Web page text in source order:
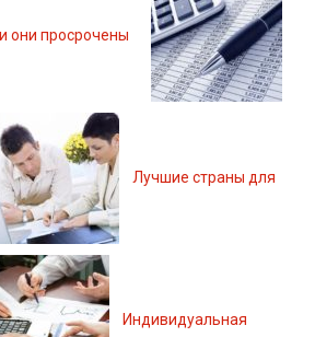
они просрочены
Лучшие страны для
Индивидуальная